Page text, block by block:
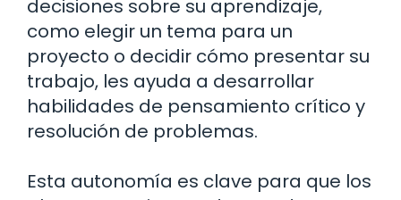
decisiones sobre su aprendizaje,
como elegir un tema para un
proyecto o decidir cómo presentar su
trabajo, les ayuda a desarrollar
habilidades de pensamiento crítico y
resolución de problemas.
Esta autonomía es clave para que los